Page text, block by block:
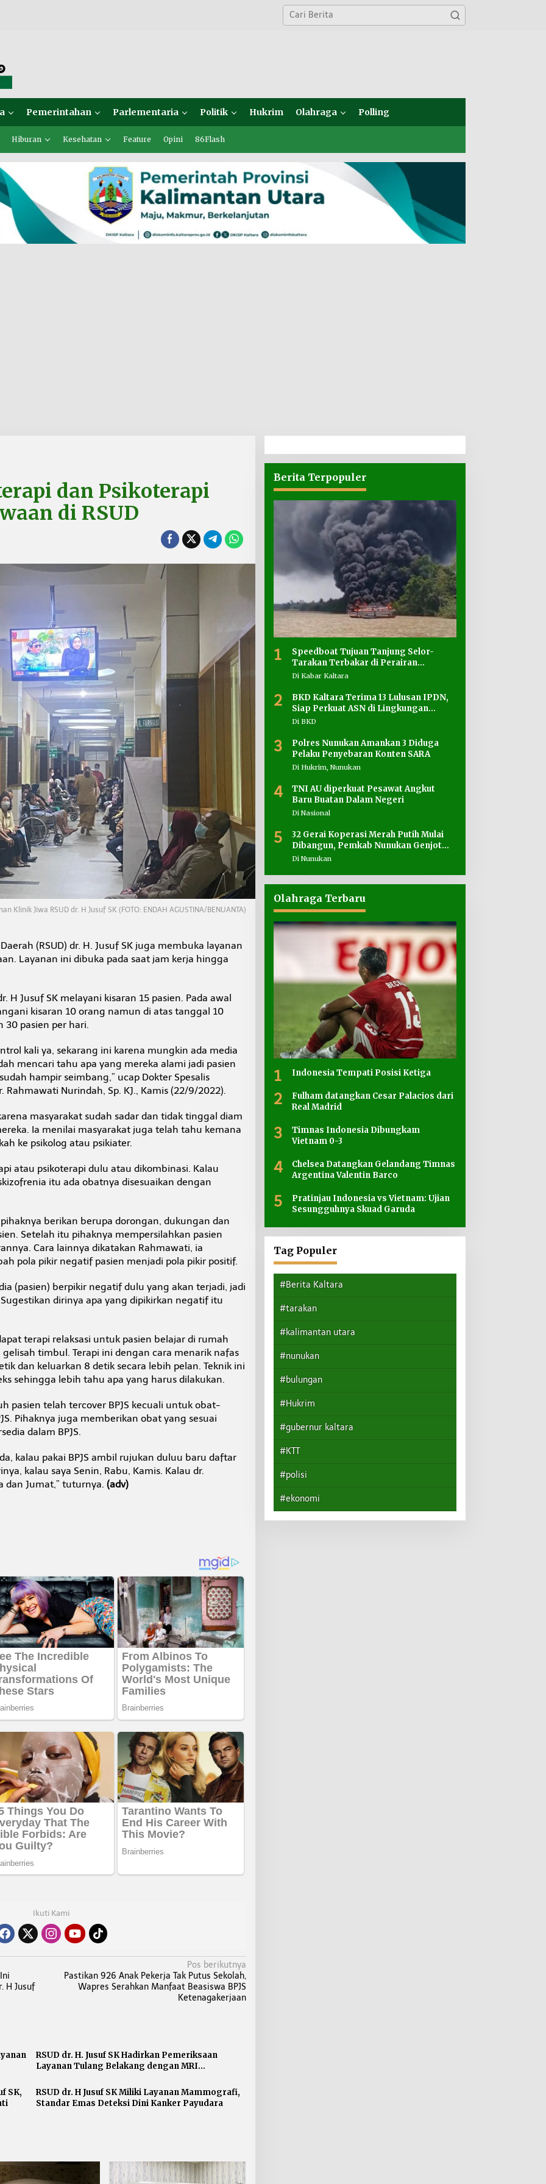
Pemerintahan Parlementaria Politik Hukrim Olahraga Polling
Hiburan Kesehatan Feature Opini 86Flash
dan Psikoterapi
di RSUD
Klinik Jiwa RSUD dr. H Jusuf SK (FOTO: ENDAH AGUSTINA/BENUANTA)
(RSUD) dr. H. Jusuf SK juga membuka layanan
Layanan ini dibuka pada saat jam kerja hingga
H Jusuf SK melayani kisaran 15 pasien. Pada awal
kisaran 10 orang namun di atas tanggal 10
30 pasien per hari.
kali ya, sekarang ini karena mungkin ada media
mencari tahu apa yang mereka alami jadi pasien
hampir seimbang,” ucap Dokter Spesalis
Rahmawati Nurindah, Sp. KJ., Kamis (22/9/2022).
masyarakat sudah sadar dan tidak tinggal diam
Ia menilai masyarakat juga telah tahu kemana
ke psikolog atau psikiater.
atau psikoterapi dulu atau dikombinasi. Kalau
itu ada obatnya disesuaikan dengan
berikan berupa dorongan, dukungan dan
Setelah itu pihaknya mempersilahkan pasien
Cara lainnya dikatakan Rahmawati, ia
pola pikir negatif pasien menjadi pola pikir positif.
(pasien) berpikir negatif dulu yang akan terjadi, jadi
dirinya apa yang dipikirkan negatif itu
terapi relaksasi untuk pasien belajar di rumah
timbul. Terapi ini dengan cara menarik nafas
dan keluarkan 8 detik secara lebih pelan. Teknik ini
sehingga lebih tahu apa yang harus dilakukan.
pasien telah tercover BPJS kecuali untuk obat-
Pihaknya juga memberikan obat yang sesuai
dalam BPJS.
kalau pakai BPJS ambil rujukan duluu baru daftar
kalau saya Senin, Rabu, Kamis. Kalau dr.
dan Jumat,” tuturnya. (adv)
Ikuti Kami
H Jusuf
Pos berikutnya
Pastikan 926 Anak Pekerja Tak Putus Sekolah,
Wapres Serahkan Manfaat Beasiswa BPJS
Ketenagakerjaan
RSUD dr. H. Jusuf SK Hadirkan Pemeriksaan
Layanan Tulang Belakang dengan MRI
SK,
RSUD dr. H Jusuf SK Miliki Layanan Mammografi,
Standar Emas Deteksi Dini Kanker Payudara
Berita Terpopuler
1
Speedboat Tujuan Tanjung Selor-
Tarakan Terbakar di Perairan
Salimbatu
Di Kabar Kaltara
2
BKD Kaltara Terima 13 Lulusan IPDN,
Siap Perkuat ASN di Lingkungan
Pemprov
Di BKD
3
Polres Nunukan Amankan 3 Diduga
Pelaku Penyebaran Konten SARA
Di Hukrim, Nunukan
4
TNI AU diperkuat Pesawat Angkut
Baru Buatan Dalam Negeri
Di Nasional
5
32 Gerai Koperasi Merah Putih Mulai
Dibangun, Pemkab Nunukan Genjot
Penyediaan Lahan
Di Nunukan
Olahraga Terbaru
1 Indonesia Tempati Posisi Ketiga
2
Fulham datangkan Cesar Palacios dari
Real Madrid
3
Timnas Indonesia Dibungkam
Vietnam 0-3
4
Chelsea Datangkan Gelandang Timnas
Argentina Valentin Barco
5
Pratinjau Indonesia vs Vietnam: Ujian
Sesungguhnya Skuad Garuda
Tag Populer
#Berita Kaltara
#tarakan
#kalimantan utara
#nunukan
#bulungan
#Hukrim
#gubernur kaltara
#KTT
#polisi
#ekonomi